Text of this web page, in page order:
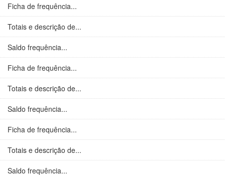
Ficha de frequência...
Totais e descrição de...
Saldo frequência...
Ficha de frequência...
Totais e descrição de...
Saldo frequência...
Ficha de frequência...
Totais e descrição de...
Saldo frequência...